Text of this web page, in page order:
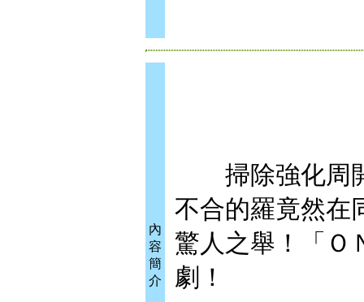
內
容
簡
介
掃除強化周開
不合的羅竟然在
驚人之舉！「
劇！